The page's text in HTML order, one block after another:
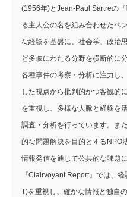
(1956年)とJean-Paul Sartreの
る主人公の名を組み合わせたペ
な経験を基盤に、社会学、政治
ど多岐にわたる分野を横断的に
各種事件の考察・分析に注力し
した視点から批判的かつ客観的
を重視し、多様な人脈と経験を
調査・分析を行っています。ま
的な問題解決を目的とするNPO
情報発信を通じて公共的な課題
『Clairvoyant Report』では、
T)を重視し、確かな情報と独自